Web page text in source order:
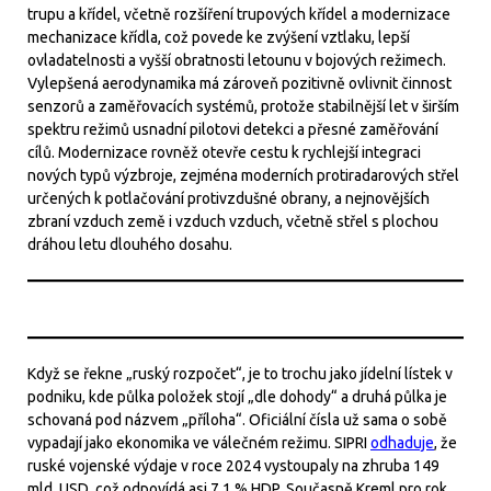
trupu a křídel, včetně rozšíření trupových křídel a modernizace
mechanizace křídla, což povede ke zvýšení vztlaku, lepší
ovladatelnosti a vyšší obratnosti letounu v bojových režimech.
Vylepšená aerodynamika má zároveň pozitivně ovlivnit činnost
senzorů a zaměřovacích systémů, protože stabilnější let v širším
spektru režimů usnadní pilotovi detekci a přesné zaměřování
cílů. Modernizace rovněž otevře cestu k rychlejší integraci
nových typů výzbroje, zejména moderních protiradarových střel
určených k potlačování protivzdušné obrany, a nejnovějších
zbraní vzduch země i vzduch vzduch, včetně střel s plochou
dráhou letu dlouhého dosahu.
Když se řekne „ruský rozpočet“, je to trochu jako jídelní lístek v
podniku, kde půlka položek stojí „dle dohody“ a druhá půlka je
schovaná pod názvem „příloha“. Oficiální čísla už sama o sobě
vypadají jako ekonomika ve válečném režimu. SIPRIodhaduje, že
ruské vojenské výdaje v roce 2024 vystoupaly na zhruba 149